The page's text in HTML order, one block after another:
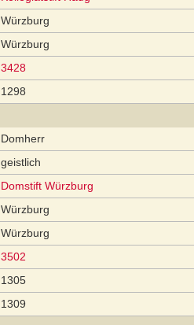
Würzburg
Würzburg
3428
1298
Domherr
geistlich
Domstift Würzburg
Würzburg
Würzburg
3502
1305
1309